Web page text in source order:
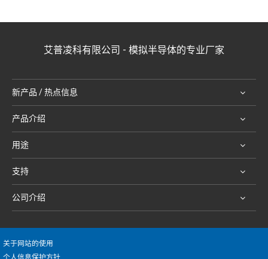
艾普凌科有限公司 - 模拟半导体的专业厂家
新产品 / 热点信息
产品介绍
用途
支持
公司介绍
关于网站的使用